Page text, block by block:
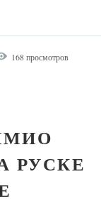
168 просмотров
РУСКЕ